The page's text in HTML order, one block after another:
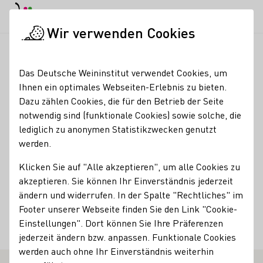
Gut Hermannsberg
Mitgliedschaften
VDP - Verband Deutscher Prädikats- und Qualitätsweingüter
Services
Straußwirtschaft
Unterkunftsarten
Gästezimmer
Wir verwenden Cookies
Das Deutsche Weininstitut verwendet Cookies, um
Ihnen ein optimales Webseiten-Erlebnis zu bieten.
Dazu zählen Cookies, die für den Betrieb der Seite
notwendig sind (funktionale Cookies) sowie solche, die
lediglich zu anonymen Statistikzwecken genutzt
werden.
Klicken Sie auf "Alle akzeptieren", um alle Cookies zu
akzeptieren. Sie können Ihr Einverständnis jederzeit
ändern und widerrufen. In der Spalte "Rechtliches" im
Footer unserer Webseite finden Sie den Link "Cookie-
Einstellungen". Dort können Sie Ihre Präferenzen
jederzeit ändern bzw. anpassen. Funktionale Cookies
werden auch ohne Ihr Einverständnis weiterhin